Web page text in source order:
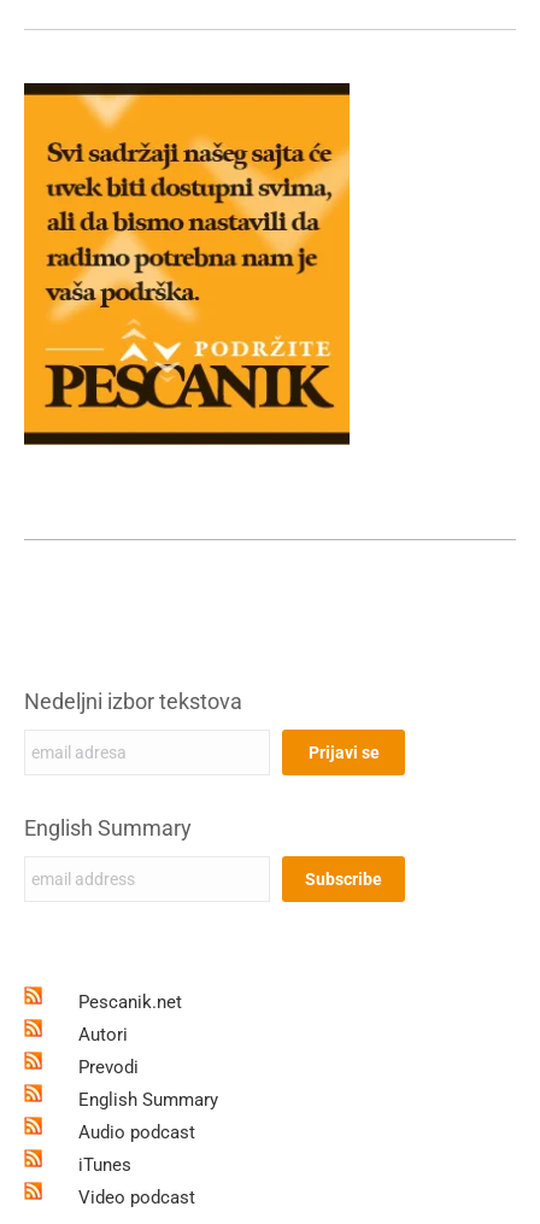
Nedeljni izbor tekstova
English Summary
Pescanik.net
Autori
Prevodi
English Summary
Audio podcast
iTunes
Video podcast